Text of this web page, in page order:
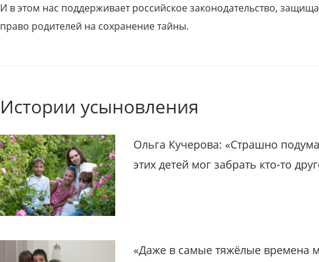
И в этом нас поддерживает российское законодательство,
право родителей на сохранение тайны.
Истории усыновления
Ольга Кучерова: «Страшно
этих детей мог забрать кто-то
«Даже в самые тяжёлые времена